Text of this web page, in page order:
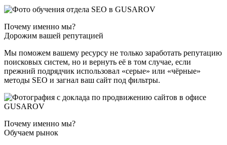
Почему именно мы?
Дорожим вашей репутацией
Мы поможем вашему ресурсу не только заработать репутацию
поисковых систем, но и вернуть её в том случае, если
прежний подрядчик использовал «серые» или «чёрные»
методы SEO и загнал ваш сайт под фильтры.
Почему именно мы?
Обучаем рынок